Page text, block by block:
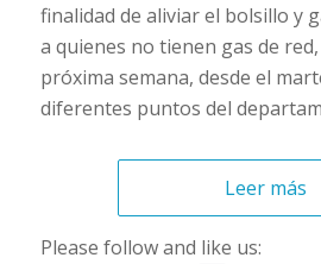
finalidad de aliviar el bolsillo y
a quienes no tienen gas de
próxima semana, desde el
diferentes puntos del
Leer más
Please follow and like us: